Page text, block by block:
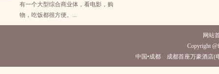
有一个大型综合商业体，看电影，购
物，吃饭都很方便。...
网站
Copyright
中国•成都 成都首座万豪酒店(